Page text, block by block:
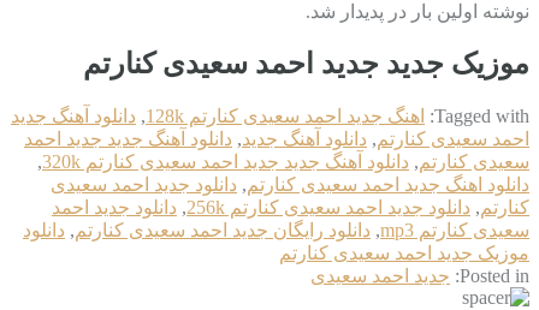
نوشته اولین بار در پدیدار شد.
موزیک جدید جديد احمد سعیدی کنارتم
Tagged with: اهنگ جديد احمد سعیدی کنارتم 128k , دانلود آهنگ جديد
احمد سعیدی کنارتم, دانلود آهنگ جدید, دانلود آهنگ جدید جديد احمد
سعیدی کنارتم, دانلود آهنگ جدید جديد احمد سعیدی کنارتم 320k
,
دانلود اهنگ جديد احمد سعیدی کنارتم, دانلود جديد احمد سعیدی
کنارتم, دانلود جديد احمد سعیدی کنارتم 256k , دانلود جديد احمد
سعیدی کنارتم mp3
, دانلود رایگان جديد احمد سعیدی کنارتم, دانلود
موزیک جديد احمد سعیدی کنارتم
Posted in: جديد احمد سعیدی